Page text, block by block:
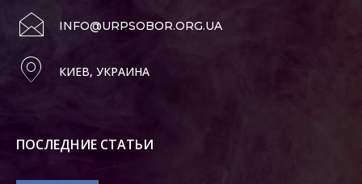
INFO@URPSOBOR.ORG.UA
КИЕВ, УКРАИНА
ПОСЛЕДНИЕ СТАТЬИ